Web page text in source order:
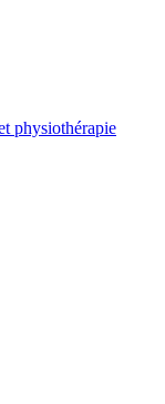
physiothérapie